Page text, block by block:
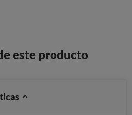
este producto